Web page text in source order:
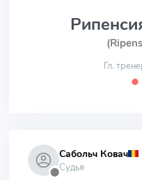
Гл.
⬤
⬤
Сабольч Ковач
Судья